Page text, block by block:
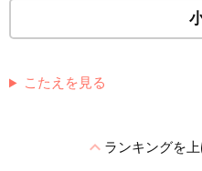
こたえを見る
expand_lessランキングを上